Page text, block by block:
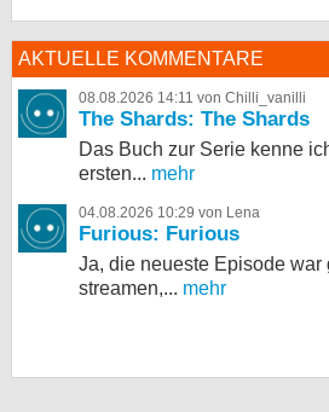
AKTUELLE KOMMENTARE
08.08.2026 14:11 von Chilli_vanilli
The Shards: The Shards
Das Buch zur Serie kenne
ersten... mehr
04.08.2026 10:29 von Lena
Furious: Furious
Ja, die neueste Episode war
streamen,... mehr